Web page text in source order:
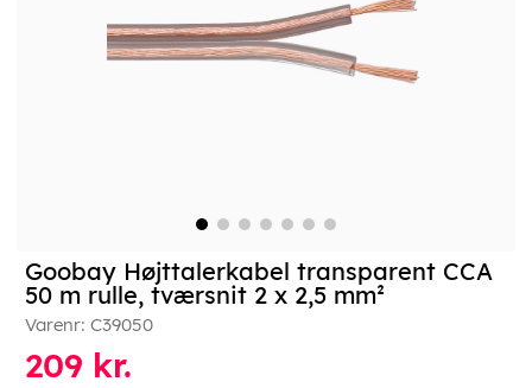
Goobay Højttalerkabel transparent CCA
50 m rulle, tværsnit 2 x 2,5 mm²
Varenr: C39050
209 kr.